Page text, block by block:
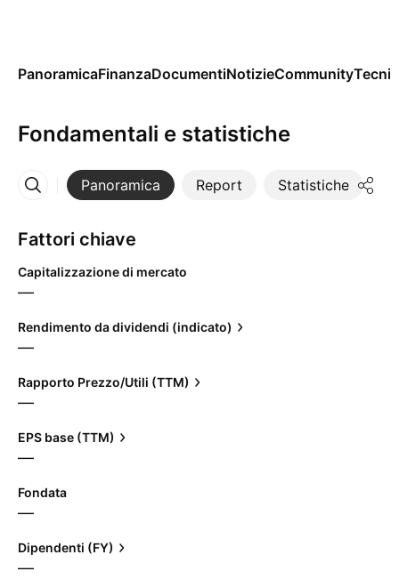
PanoramicaFinanzaDocumentiNotizieCommunity
Fondamentali e statistiche
Panoramica Report Statistiche
Altro
Fattori chiave
Capitalizzazione di mercato
—
Rendimento da dividendi (indicato)
—
Rapporto Prezzo/Utili (TTM)
—
EPS base (TTM)
—
Fondata
—
Dipendenti (FY)
—